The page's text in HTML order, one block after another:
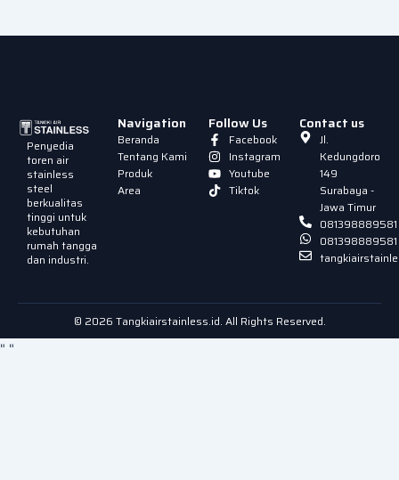
Penyedia
toren air
stainless
steel
berkualitas
tinggi untuk
kebutuhan
rumah tangga
dan industri.
Navigation
Beranda
Tentang Kami
Produk
Area
Follow Us
Facebook
Instagram
Youtube
Tiktok
Contact us
Jl.
Kedungdoro
149
Surabaya -
Jawa Timur
081398889581
081398889581
© 2026 Tangkiairstainless.id. All Rights Reserved.
" "